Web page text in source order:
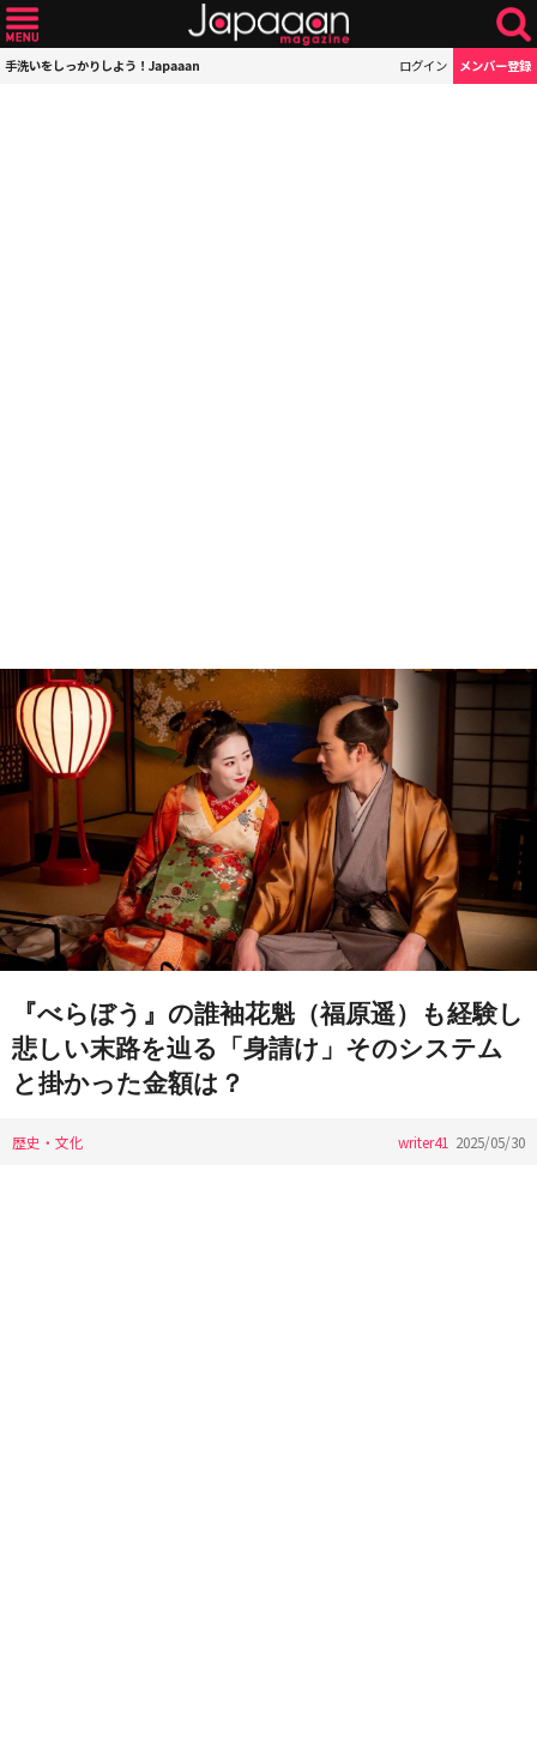
手洗いをしっかりしよう！Japaaan ログイン メンバー登録
『べらぼう』の誰袖花魁（福原遥）も経験し
悲しい末路を辿る「身請け」そのシステム
と掛かった金額は？
歴史・文化 writer41 2025/05/30